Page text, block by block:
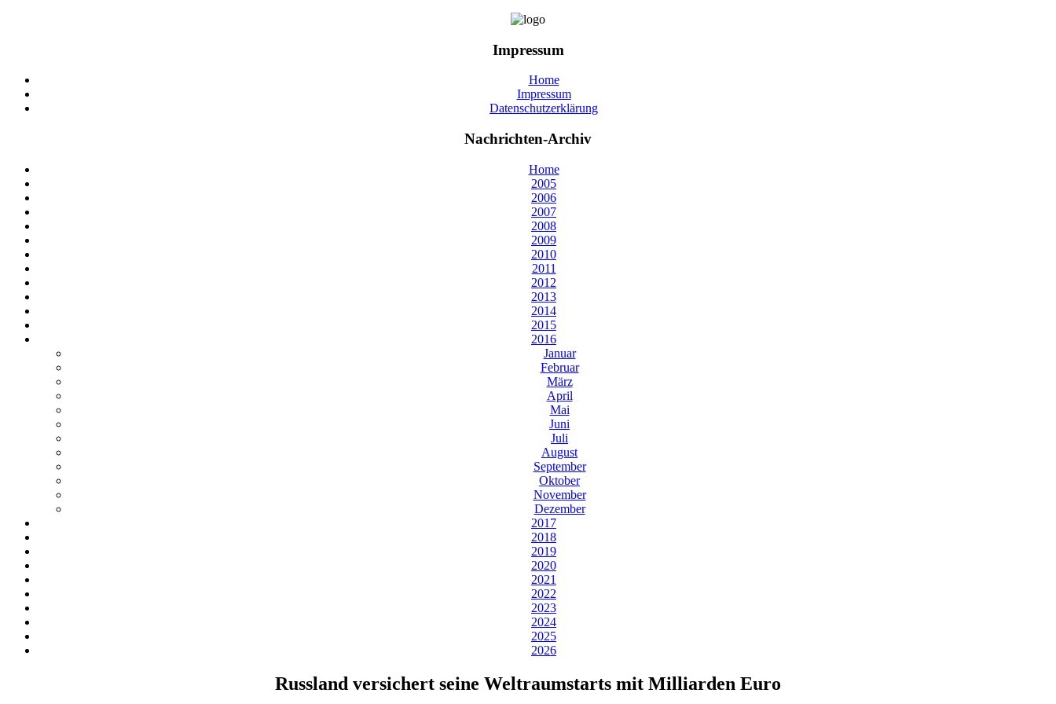
Impressum
Home
Impressum
Datenschutzerklärung
Nachrichten-Archiv
Home
2005
2006
2007
2008
2009
2010
2011
2012
2013
2014
2015
2016
Januar
Februar
März
April
Mai
Juni
Juli
August
September
Oktober
November
Dezember
2017
2018
2019
2020
2021
2022
2023
2024
2025
2026
Russland versichert seine Weltraumstarts mit Milliarden Euro